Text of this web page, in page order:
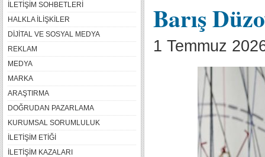
Barış
1 Temmuz
İLETİŞİM SOHBETLERİ
HALKLA İLİŞKİLER
DİJİTAL VE SOSYAL MEDYA
REKLAM
MEDYA
MARKA
ARAŞTIRMA
DOĞRUDAN PAZARLAMA
KURUMSAL SORUMLULUK
İLETİŞİM ETİĞİ
İLETİŞİM KAZALARI